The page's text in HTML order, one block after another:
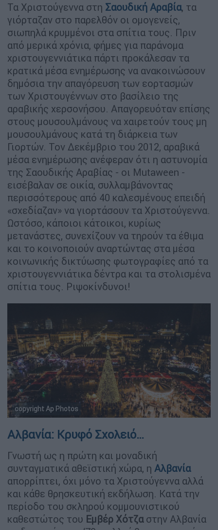
Τα Χριστούγεννα στη Σαουδική Αραβία, τα
γιόρταζαν στο παρελθόν οι ομογενείς,
σιωπηλά κρυμμένοι στα σπίτια τους. Πριν
από μερικά χρόνια, φήμες για παράνομα
χριστουγεννιάτικα πάρτι προκάλεσαν τα
κρατικά μέσα ενημέρωσης να ανακοινώσουν
δημόσια την απαγόρευση των εορτασμών
των Χριστουγέννων στο βασίλειο της
αραβικής χερσονήσου. Απαγορευόταν επίσης
στους μουσουλμάνους να χαιρετούν τους μη
μουσουλμάνους κατά τη διάρκεια των
Γιορτών. Τον Δεκέμβριο του 2012, αραβικά
μέσα ενημέρωσης ανέφεραν ότι η αστυνομία
της Σαουδικής Αραβίας - οι Mutaween -
εισέβαλαν σε οικία, συλλαμβάνοντας
περισσότερους από 40 καλεσμένους επειδή
«σχεδίαζαν» να γιορτάσουν τα Χριστούγεννα.
Ωστόσο, κάποιοι κάτοικοι, κυρίως
μετανάστες, συνεχίζουν να τηρούν τα έθιμα
και το κοινοποιούν αναρτώντας στα μέσα
κοινωνικής δικτύωσης φωτογραφίες από τα
χριστουγεννιάτικα δέντρα και τα στολισμένα
σπίτια τους. Ριψοκίνδυνοι!
copyright Ap Photos
Αλβανία: Κρυφό Σχολειό…
Γνωστή ως η πρώτη και μοναδική
συνταγματικά αθεϊστική χώρα, η Αλβανία
απορρίπτει, όχι μόνο τα Χριστούγεννα αλλά
και κάθε θρησκευτική εκδήλωση. Κατά την
περίοδο του σκληρού κομμουνιστικού
καθεστώτος του Εμβέρ Χότζαστην Αλβανία